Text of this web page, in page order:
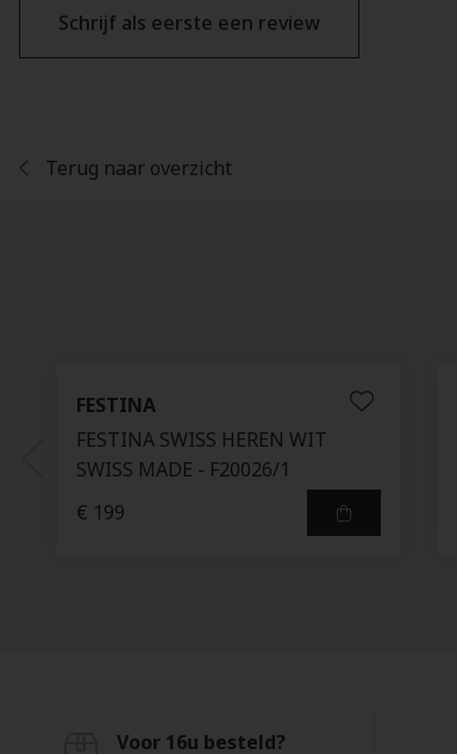
Schrijf als eerste een review
Terug naar overzicht
FESTINA
FESTINA SWISS HEREN WIT
SWISS MADE - F20026/1
€ 199
Voor 16u besteld?